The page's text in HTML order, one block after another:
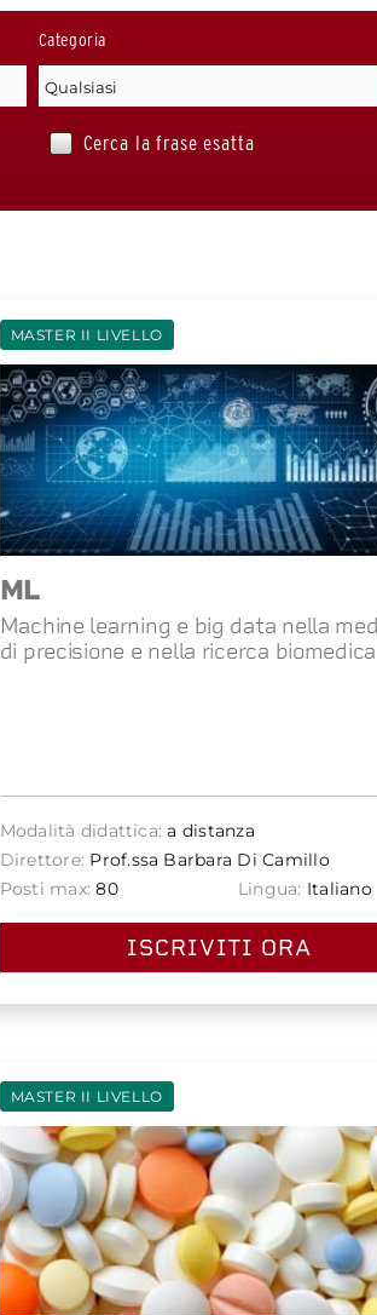
Categoria
Cerca la frase esatta
MASTER II LIVELLO
ML
Machine learning e big data nella
di precisione e nella ricerca biomedica
Modalità didattica: a distanza
Direttore: Prof.ssa Barbara Di Camillo
Posti max: 80 Lingua: Italiano
ISCRIVITI ORA
MASTER II LIVELLO